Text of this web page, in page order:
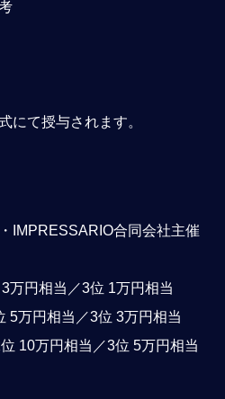
にて授与されます。
IMPRESSARIO合同会社主催
万円相当／3位 1万円相当
5万円相当／3位 3万円相当
10万円相当／3位 5万円相当